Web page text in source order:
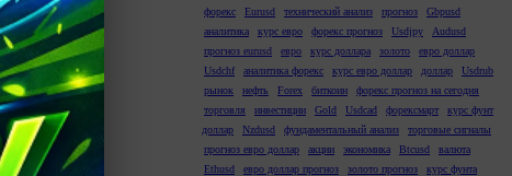
форекс Eurusd технический анализ прогноз
Gbpusd
аналитика
курс евро форекс прогноз Usdjpy
Audusd
прогноз eurusd
евро курс доллара золото
евро доллар
Usdchf
аналитика форекс курс евро доллар доллар
Usdrub
рынок
нефть Forex биткоин
форекс прогноз на сегодня
торговля
инвестиции Gold Usdcad форексмарт
курс фунт
доллар
Nzdusd фундаментальный анализ
торговые сигналы
прогноз евро доллар
акции экономика Btcusd
валюта
Ethusd
евро доллар прогноз золото прогноз
курс фунта